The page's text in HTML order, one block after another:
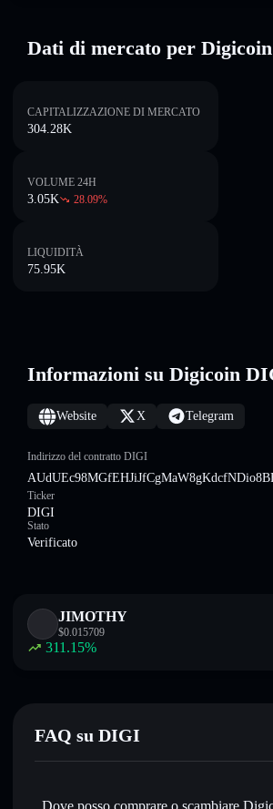
Dati di mercato per Digicoin
CAPITALIZZAZIONE DI MERCATO
304.28K
VOLUME 24H
3.05K 28.09%
LIQUIDITÀ
75.95K
Informazioni su Digicoin
Website X Telegram
Indirizzo del contratto DIGI
Ticker
DIGI
Stato
Verificato
JIMOTHY
$0.015709
311.15%
FAQ su DIGI
Dove posso comprare o scambiare